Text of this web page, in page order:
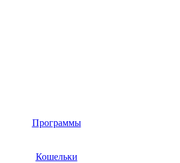
Программы
Кошельки